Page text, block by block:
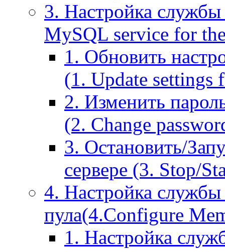
3. Настройка
MySQL service for
1. Обновить
(1. Update settings
2. Изменить
(2. Change
3. Остановить/
сервере (3. Stop/
4. Настройка
пула(4.Configure
1. Настройка